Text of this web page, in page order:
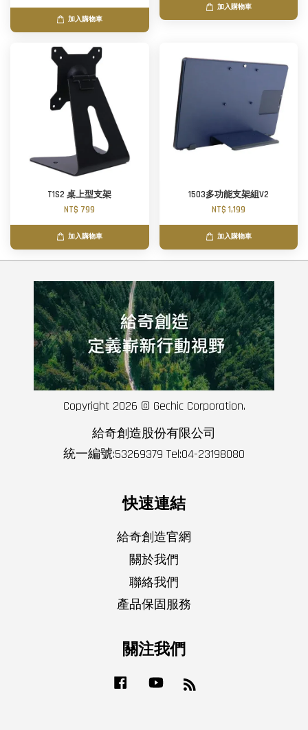
加入購物車
加入購物車
T1S2 桌上型支架
NT$ 799
加入購物車
1503多功能支架組V2
NT$ 1,199
加入購物車
Copyright 2026 © Gechic Corporation.
給奇創造股份有限公司
統一編號:53269379 Tel:04-23198080
快速連結
給奇創造官網
關於我們
聯絡我們
產品保固服務
關注我們
Facebook YouTube